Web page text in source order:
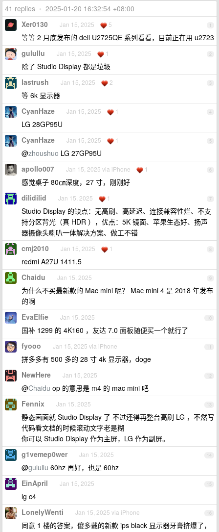
41 replies • 2025-01-20 16:32:54 +08:00
1
Xer0130 Jan 15, 2025 5
等等 2 月底发布的 dell U2725QE 系列看看，目前正在用 u2723
2
gulullu Jan 15, 2025 1
除了 Studio Display 都是垃圾
3
lastrush Jan 15, 2025 2
等 6k 显示器
4
CyanHaze Jan 15, 2025 1
LG 28GP95U
5
CyanHaze Jan 15, 2025 1
@zhoushuo LG 27GP95U
6
apollo007 Jan 15, 2025 via iPhone 1
感觉桌子 80㎝深度，27 寸，刚刚好
7
dilidilid Jan 15, 2025 1
Studio Display 的缺点：无高刷、高延迟、连接兼容性烂、不支
持分区背光（真 HDR ），优点：5K 镜面、苹果生态好、扬声
器摄像头喇叭一体解决方案、做工不错
8
cmj2010 Jan 15, 2025 1
redmi A27U 1411.5
9
Chaidu Jan 15, 2025
为什么不买最新款的 Mac mini 呢？ Mac mini 4 是 2018 年发布
的啊
10
EvaElfie Jan 15, 2025
国补 1299 的 4K160 ，友达 7.0 面板随便买一个就行了
11
fyooo Jan 15, 2025 via iPhone
拼多多有 500 多的 28 寸 4k 显示器，doge
12
NewHere Jan 15, 2025
@Chaidu op 的意思是 m4 的 mac mini 吧
13
Fennix Jan 15, 2025
静态画面就 Studio Display 了 不过还得再整台高刷 LG ，不然写
代码看文档的时候滚动文字老是糊
你可以 Studio Display 作为主屏，LG 作为副屏。
14
g1vemep0wer Jan 15, 2025
@gulullu 60hz 再好，也是 60hz
15
EinApril Jan 15, 2025
lg c4
16
LonelyWenti Jan 15, 2025 via iPhone
同意 1 楼的答案，傻多戴的新款 ips black 显示器牙膏挤爆了，